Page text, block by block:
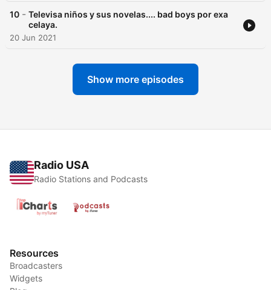
10 - Televisa niños y sus novelas.... bad boys por exa
celaya.
20 Jun 2021
Show more episodes
Radio USA
Radio Stations and Podcasts
Resources
Broadcasters
Widgets